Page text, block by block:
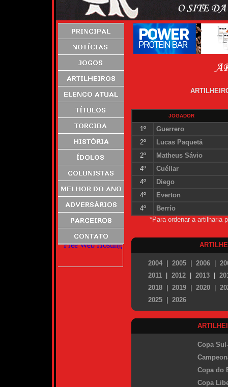
JOGADOR
1º
Guerrero
2º
Lucas Paquetá
2º
Matheus Sávio
4º
Cuéllar
4º
Diego
4º
Everton
4º
Berrío
*Para ordenar a artilharia
2004 2005 2006
2011
2012 2013
2018
2019 2020
2025
2026
Copa
Copa do
Copa